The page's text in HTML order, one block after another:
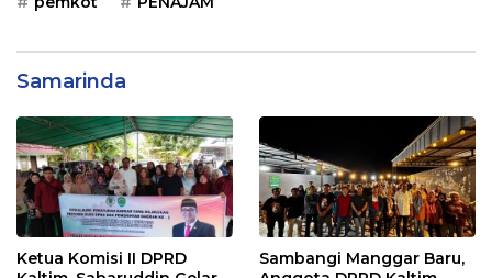
Samarinda
Ketua Komisi II DPRD
Sambangi Manggar Baru,